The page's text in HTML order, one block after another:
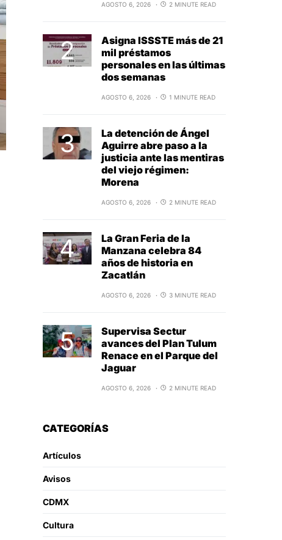
AGOSTO 6, 2026 2 MINUTE READ
Asigna ISSSTE más de 21
mil préstamos
personales en las últimas
dos semanas
AGOSTO 6, 2026 1 MINUTE READ
La detención de Ángel
Aguirre abre paso a la
justicia ante las mentiras
del viejo régimen:
Morena
AGOSTO 6, 2026 2 MINUTE READ
La Gran Feria de la
Manzana celebra 84
años de historia en
Zacatlán
AGOSTO 6, 2026 3 MINUTE READ
Supervisa Sectur
avances del Plan Tulum
Renace en el Parque del
Jaguar
AGOSTO 6, 2026 2 MINUTE READ
CATEGORÍAS
Artículos
Avisos
CDMX
Cultura